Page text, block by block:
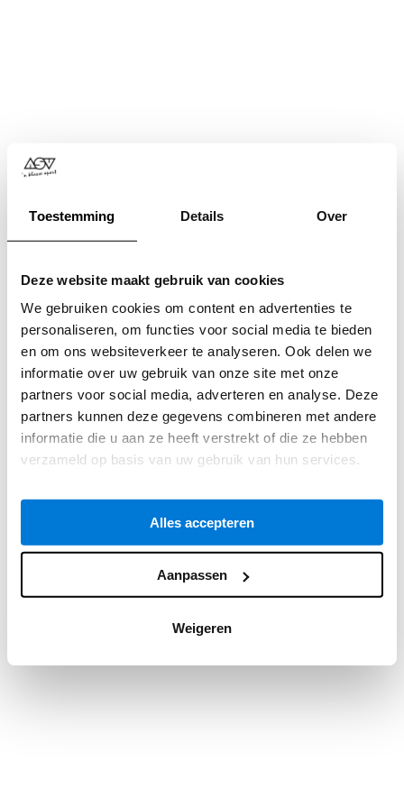
Toestemming Details Over
Deze website maakt gebruik van cookies
We gebruiken cookies om content en advertenties te
personaliseren, om functies voor social media te bieden
en om ons websiteverkeer te analyseren. Ook delen we
informatie over uw gebruik van onze site met onze
partners voor social media, adverteren en analyse. Deze
partners kunnen deze gegevens combineren met andere
informatie die u aan ze heeft verstrekt of die ze hebben
verzameld op basis van uw gebruik van hun services.
Alles accepteren
Aanpassen
Weigeren
Application error: a client-side exception has occurred while
loadingwww.asv.nl(see the browser consolefor more
information).